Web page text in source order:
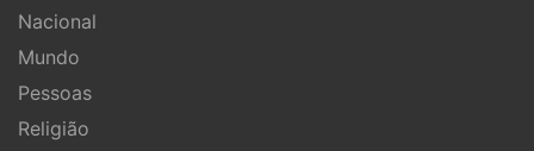
Nacional
Mundo
Pessoas
Religião